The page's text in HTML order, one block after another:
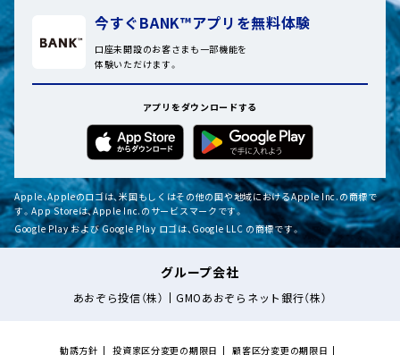
今すぐBANK™アプリを無料体験
口座未開設のお客さまも一部機能を
体験いただけます。
アプリをダウンロードする
Apple、Appleのロゴは、米国もしくはその他の国や地域におけるApple Inc.の商標で
す。App Storeは、Apple Inc.のサービスマークです。
Google Play および Google Play ロゴは、Google LLC の商標です。
グループ会社
あおぞら投信（株） GMOあおぞらネット銀行（株）
勧誘方針 投資家区分変更の期限日 顧客区分変更の期限日